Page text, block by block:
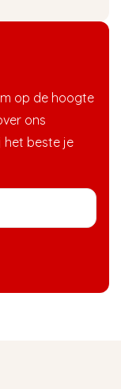
op de hoogte
ons
het beste je